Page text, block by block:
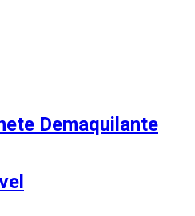
Demaquilante